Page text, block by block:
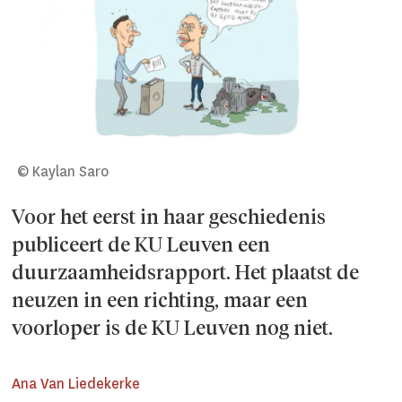
© Kaylan Saro
Voor het eerst in haar geschiedenis
publiceert de KU Leuven een
duurzaamheidsrapport. Het plaatst de
neuzen in een richting, maar een
voorloper is de KU Leuven nog niet.
Ana Van Liedekerke